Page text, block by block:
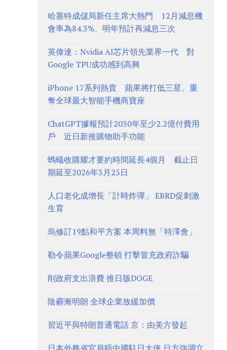
哈塞特成儲局新任主席大熱門 12月減息機
會率為84.3%、明年預計再減息三次
英偉達：Nvidia AI芯片領先業界一代 對
Google TPU成功感到高興
iPhone 17系列熱賣 蘋果將打低三星、重
奪全球最大智能手機商寶座
ChatGPT據報預計2030年至少2.2億付費用
戶 近日新推購物助手功能
螞蟻收購耀才要約時間延長4個月 截止日
期延至2026年3月25日
人口老化成增長「計時炸彈」 EBRD促刺激
生育
烏修訂19點和平方案 本周料無「特澤會」
勒令蘋果Google整頓 打擊冒充政府詐騙
削政府支出浪費 推日版DOGE
陰霾漸明朗 全球企業放緩加價
習近平與特朗普通電話 京：由美方發起